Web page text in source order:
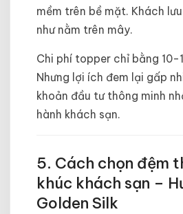
mềm trên bề mặt. Khách
như nằm trên mây.
Chi phí topper chỉ bằng 10-
Nhưng lợi ích đem lại gấp
khoản đầu tư thông minh
hành khách sạn.
5. Cách chọn đệm
khúc khách sạn –
Golden Silk